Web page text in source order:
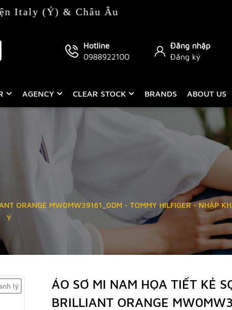
Âu
Hotline
0988922100
Đăng nhập
Đăng ký
AGENCY CLEAR STOCK BRANDS ABOUT US
ORANGE MW0MW39161_0DM - TOMMY HILFIGER - NHẬP
Ý
lý
ÁO SƠ MI NAM HỌA TIẾT KẺ
BRILLIANT ORANGE